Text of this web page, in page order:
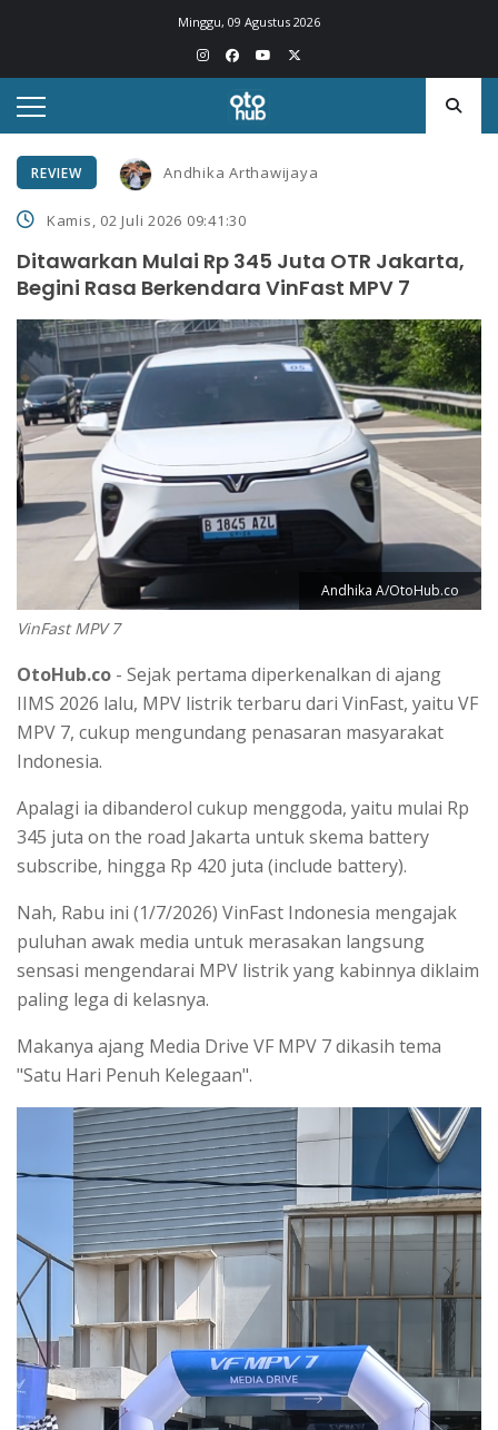
Minggu, 09 Agustus 2026
REVIEW Andhika Arthawijaya
Kamis, 02 Juli 2026 09:41:30
Ditawarkan Mulai Rp 345 Juta OTR Jakarta,
Begini Rasa Berkendara VinFast MPV 7
Andhika A/OtoHub.co
VinFast MPV 7
OtoHub.co - Sejak pertama diperkenalkan di ajang
IIMS 2026 lalu, MPV listrik terbaru dari VinFast, yaitu VF
MPV 7, cukup mengundang penasaran masyarakat
Indonesia.
Apalagi ia dibanderol cukup menggoda, yaitu mulai Rp
345 juta on the road Jakarta untuk skema battery
subscribe, hingga Rp 420 juta (include battery).
Nah, Rabu ini (1/7/2026) VinFast Indonesia mengajak
puluhan awak media untuk merasakan langsung
sensasi mengendarai MPV listrik yang kabinnya diklaim
paling lega di kelasnya.
Makanya ajang Media Drive VF MPV 7 dikasih tema
"Satu Hari Penuh Kelegaan".